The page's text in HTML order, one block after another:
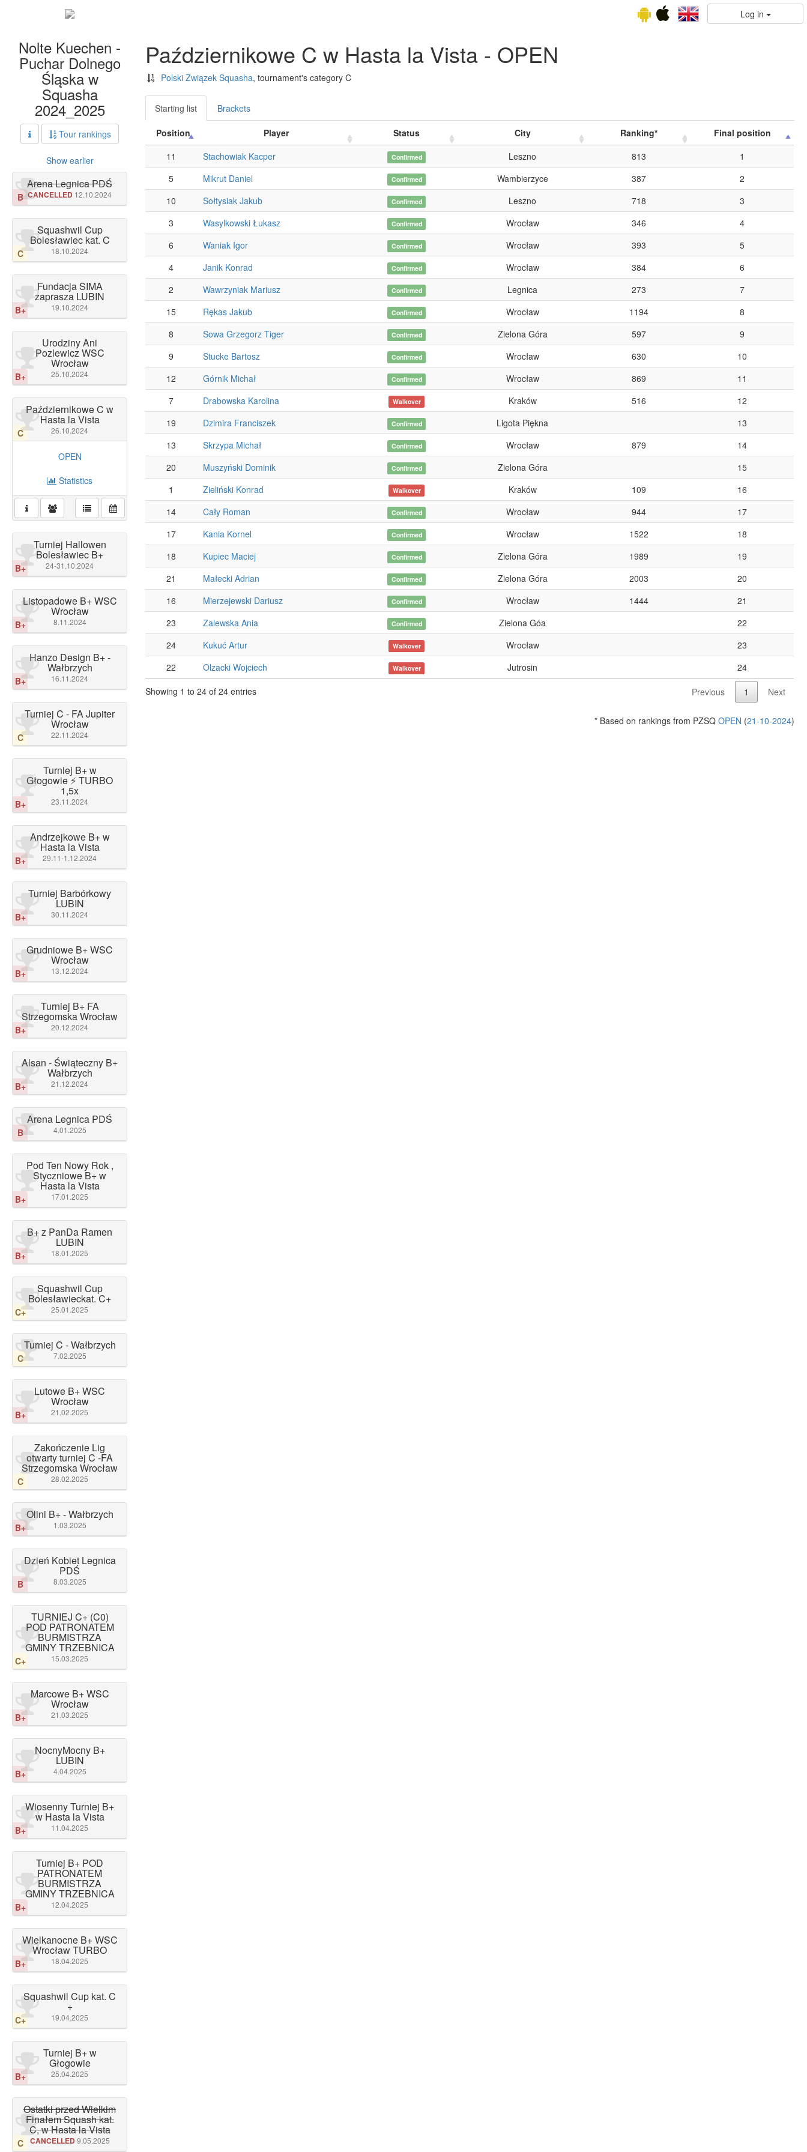
Log in
Nolte Kuechen -
Puchar Dolnego
Śląska w
Squasha
2024_2025
Tour rankings
Show earlier
B
Arena Legnica PDŚ
CANCELLED 12.10.2024
C
Squashwil Cup
Bolesławiec kat. C
18.10.2024
B+
Fundacja SIMA
zaprasza LUBIN
19.10.2024
B+
Urodziny Ani
Pozlewicz WSC
Wrocław
25.10.2024
C
Październikowe C w
Hasta la Vista
26.10.2024
OPEN
Statistics
B+
Turniej Hallowen
Bolesławiec B+
24-31.10.2024
B+
Listopadowe B+ WSC
Wrocław
8.11.2024
B+
Hanzo Design B+ -
Wałbrzych
16.11.2024
C
Turniej C - FA Jupiter
Wrocław
22.11.2024
B+
Turniej B+ w
Głogowie ⚡️ TURBO
1,5x
23.11.2024
B+
Andrzejkowe B+ w
Hasta la Vista
29.11-1.12.2024
B+
Turniej Barbórkowy
LUBIN
30.11.2024
B+
Grudniowe B+ WSC
Wrocław
13.12.2024
B+
Turniej B+ FA
Strzegomska Wrocław
20.12.2024
B+
Alsan - Świąteczny B+
Wałbrzych
21.12.2024
B
Arena Legnica PDŚ
4.01.2025
B+
Pod Ten Nowy Rok ,
Styczniowe B+ w
Hasta la Vista
17.01.2025
B+
B+ z PanDa Ramen
LUBIN
18.01.2025
C+
Squashwil Cup
Bolesławieckat. C+
25.01.2025
C
Turniej C - Wałbrzych
7.02.2025
B+
Lutowe B+ WSC
Wrocław
21.02.2025
C
Zakończenie Lig
otwarty turniej C -FA
Strzegomska Wrocław
28.02.2025
B+
Olini B+ - Wałbrzych
1.03.2025
B
Dzień Kobiet Legnica
PDŚ
8.03.2025
C+
TURNIEJ C+ (C0)
POD PATRONATEM
BURMISTRZA
GMINY TRZEBNICA
15.03.2025
B+
Marcowe B+ WSC
Wrocław
21.03.2025
B+
NocnyMocny B+
LUBIN
4.04.2025
B+
Wiosenny Turniej B+
w Hasta la Vista
11.04.2025
B+
Turniej B+ POD
PATRONATEM
BURMISTRZA
GMINY TRZEBNICA
12.04.2025
B+
Wielkanocne B+ WSC
Wrocław TURBO
18.04.2025
C+
Squashwil Cup kat. C
+
19.04.2025
B+
Turniej B+ w
Głogowie
25.04.2025
C
Ostatki przed Wielkim
Finałem Squash kat.
C, w Hasta la Vista
CANCELLED 9.05.2025
Październikowe C w Hasta la Vista - OPEN
Polski Związek Squasha, tournament's category C
Starting list Brackets
Position Player Status City Ranking*
Final position
11
Stachowiak Kacper Confirmed Leszno 813
1
5
Mikrut Daniel Confirmed Wambierzyce 387
2
10
Sołtysiak Jakub Confirmed Leszno 718
3
3
Wasylkowski Łukasz Confirmed Wrocław 346
4
6
Waniak Igor Confirmed Wrocław 393
5
4
Janik Konrad Confirmed Wrocław 384
6
2
Wawrzyniak Mariusz Confirmed Legnica 273
7
15
Rękas Jakub Confirmed Wrocław 1194
8
8
Sowa Grzegorz Tiger Confirmed Zielona Góra 597
9
9
Stucke Bartosz Confirmed Wrocław 630
10
12
Górnik Michał Confirmed Wrocław 869
11
7
Drabowska Karolina Walkover Kraków 516
12
19
Dzimira Franciszek Confirmed Ligota Piękna
13
13
Skrzypa Michał Confirmed Wrocław 879
14
20
Muszyński Dominik Confirmed Zielona Góra
15
1
Zieliński Konrad Walkover Kraków 109
16
14
Cały Roman Confirmed Wrocław 944
17
17
Kania Kornel Confirmed Wrocław 1522
18
18
Kupiec Maciej Confirmed Zielona Góra 1989
19
21
Małecki Adrian Confirmed Zielona Góra 2003
20
16
Mierzejewski Dariusz Confirmed Wrocław 1444
21
23
Zalewska Ania Confirmed Zielona Góa
22
24
Kukuć Artur Walkover Wrocław
23
22
Olzacki Wojciech Walkover Jutrosin
24
Showing 1 to 24 of 24 entries
Previous 1 Next
* Based on rankings from PZSQ OPEN (21-10-2024)